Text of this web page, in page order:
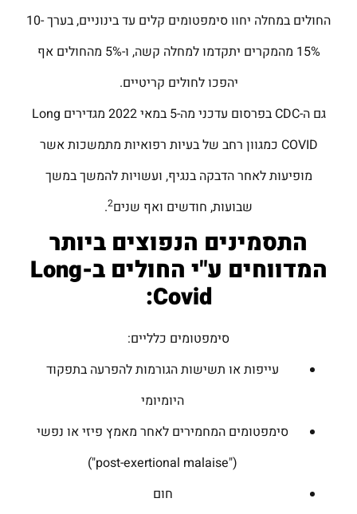
החולים במחלה יחוו סימפטומים קלים עד בינוניים, בערך 10-
15% מהמקרים יתקדמו למחלה קשה, ו-5% מהחולים אף
יהפכו לחולים קריטיים.
גם ה-CDC בפרסום עדכני מה-5 במאי 2022 מגדירים Long
COVID כמגוון רחב של בעיות רפואיות מתמשכות אשר
מופיעות לאחר הדבקה בנגיף, ועשויות להמשך במשך
שבועות, חודשים ואף שנים2
.
התסמינים הנפוצים ביותר
המדווחים ע"י החולים ב-Long
Covid
:
סימפטומים כלליים:
עייפות או תשישות הגורמות להפרעה בתפקוד
היומיומי
סימפטומים המחמירים לאחר מאמץ פיזי או נפשי
("post-exertional malaise")
חום